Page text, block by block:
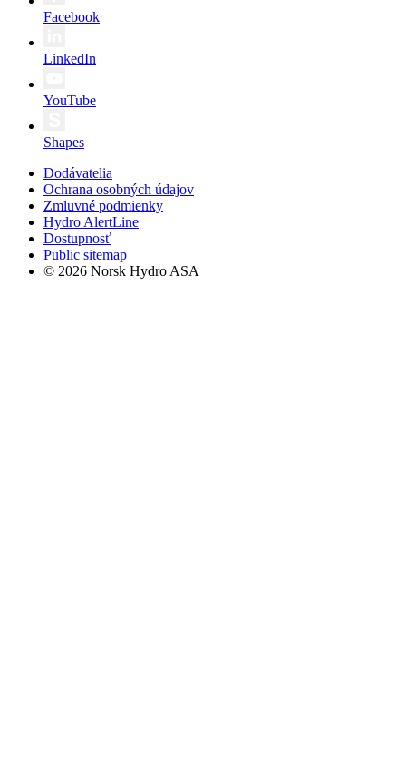
Facebook
LinkedIn
YouTube
Shapes
Dodávatelia
Ochrana osobných údajov
Zmluvné podmienky
Hydro AlertLine
Dostupnosť
Public sitemap
© 2026 Norsk Hydro ASA